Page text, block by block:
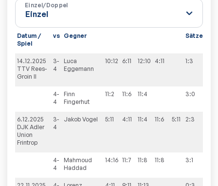
Einzel/Doppel
Datum /
Spiel
vs Gegner Sätze
14.12.2025
TTV Rees-
Groin II
3-
4
Luca
Eggemann
10:12 6:11 12:10 4:11 1:3
4-
4
Finn
Fingerhut
11:2 11:6 11:4 3:0
6.12.2025
DJK Adler
Union
Frintrop
3-
4
Jakob Vogel 5:11 4:11 11:4 11:6 5:11 2:3
4-
4
Mahmoud
Haddad
14:16 11:7 11:8 11:8 3:1